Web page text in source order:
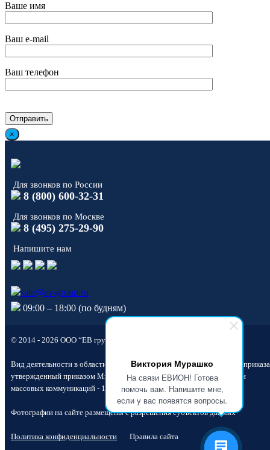
Виктория Мурашко
На связи ЕВИОН! Готова
помочь вам. Напишите мне,
если у вас появятся вопросы.
Ваше имя
Ваш e-mail
Ваш телефон
×
Для звонков по России
8 (800) 600-32-31
Для звонков по Москве
8 (495) 275-29-90
Напишите нам
sale@ev-group.ru
09:00 – 18:00 (по будням)
© 2014 - 2026 ООО “ЕВ групп”
Вид деятельности в области информационных технологий согласно приказа
утвержденный приказом Министерства Цифрового развития, связи и
массовых коммуникаций - 1.01.
Фотографии на сайте размещены с разрешения субъектов данных
Политика конфиденциальности Правила сайта